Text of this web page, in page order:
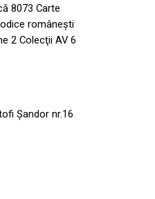
8073 Carte
româneşti
2 Colecţii AV 6
Şandor nr.16